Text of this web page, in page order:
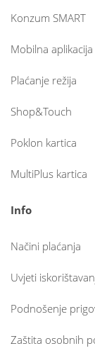
Konzum SMART
Mobilna aplikacija
Plaćanje režija
Shop&Touch
Poklon kartica
MultiPlus kartica
Info
Načini plaćanja
Uvjeti
Podnošenje
Zaštita osobnih